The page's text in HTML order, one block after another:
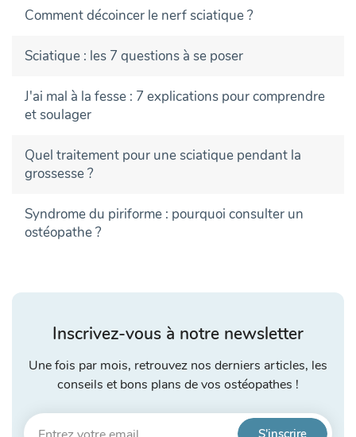
Comment décoincer le nerf sciatique ?
Sciatique : les 7 questions à se poser
J'ai mal à la fesse : 7 explications pour comprendre
et soulager
Quel traitement pour une sciatique pendant la
grossesse ?
Syndrome du piriforme : pourquoi consulter un
ostéopathe ?
Inscrivez-vous à notre newsletter
Une fois par mois, retrouvez nos derniers articles, les
conseils et bons plans de vos ostéopathes !